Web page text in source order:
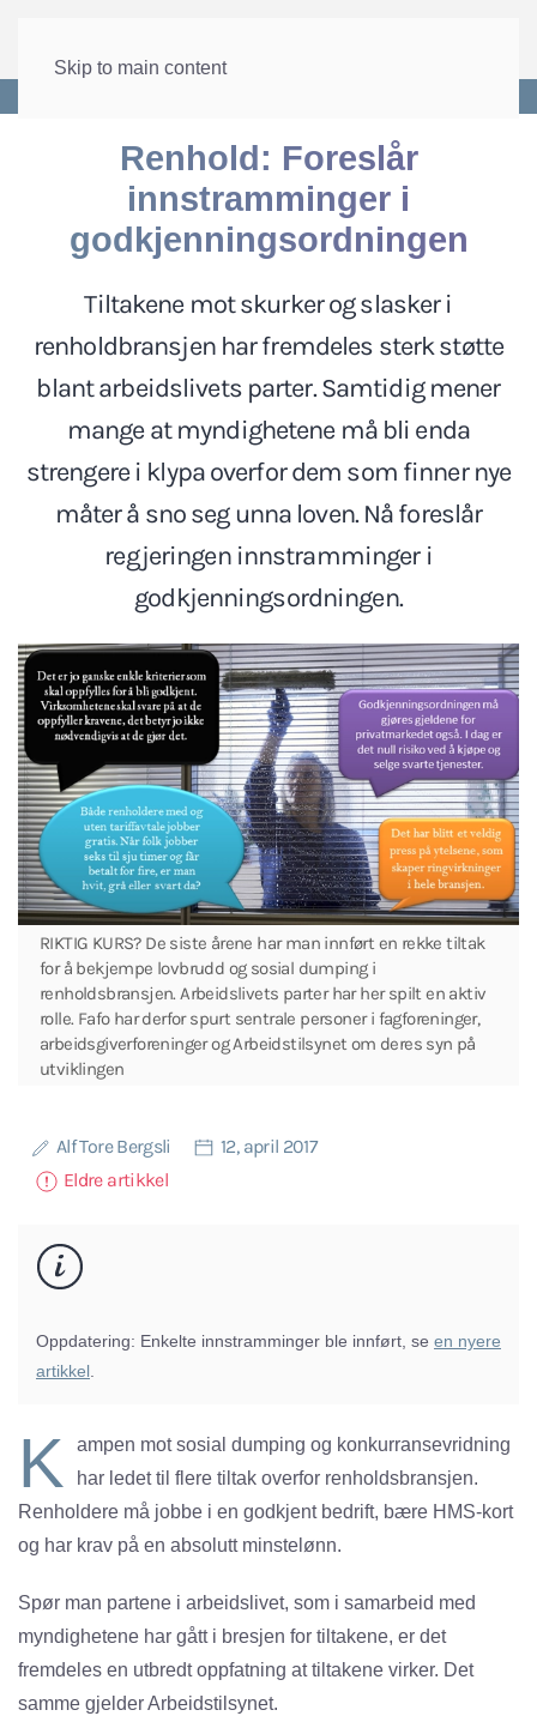
Skip to main content
Renhold: Foreslår
innstramminger i
godkjenningsordningen
Tiltakene mot skurker og slasker i
renholdbransjen har fremdeles sterk støtte
blant arbeidslivets parter. Samtidig mener
mange at myndighetene må bli enda
strengere i klypa overfor dem som finner nye
måter å sno seg unna loven. Nå foreslår
regjeringen innstramminger i
godkjenningsordningen.
RIKTIG KURS? De siste årene har man innført en rekke tiltak
for å bekjempe lovbrudd og sosial dumping i
renholdsbransjen. Arbeidslivets parter har her spilt en aktiv
rolle. Fafo har derfor spurt sentrale personer i fagforeninger,
arbeidsgiverforeninger og Arbeidstilsynet om deres syn på
utviklingen
Alf Tore Bergsli
12, april 2017
Eldre artikkel
Oppdatering: Enkelte innstramminger ble innført, se en nyere
artikkel.
K
ampen mot sosial dumping og konkurransevridning
har ledet til flere tiltak overfor renholdsbransjen.
Renholdere må jobbe i en godkjent bedrift, bære HMS-kort
og har krav på en absolutt minstelønn.
Spør man partene i arbeidslivet, som i samarbeid med
myndighetene har gått i bresjen for tiltakene, er det
fremdeles en utbredt oppfatning at tiltakene virker. Det
samme gjelder Arbeidstilsynet.